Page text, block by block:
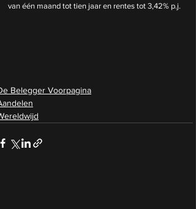
van één maand tot tien jaar en rentes tot 3,42% p.j.
Belegger Voorpagina